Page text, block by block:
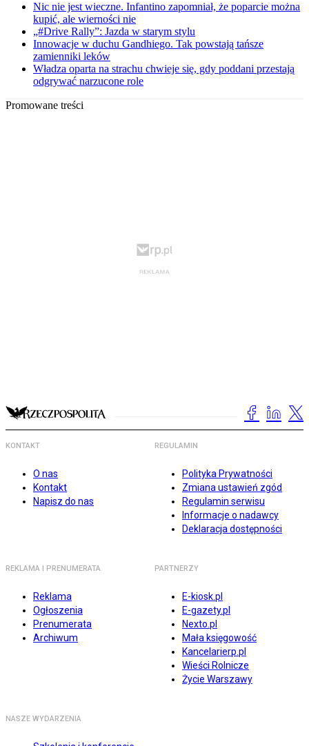
Nic nie jest wieczne. Infantino zapomniał, że poparcie można
kupić, ale wierności nie
„#Drive Rally”: Jazda w starym stylu
Innowacje w duchu Gandhiego. Tak powstają tańsze
zamienniki leków
Władza oparta na strachu chwieje się, gdy poddani przestają
odgrywać narzucone role
Promowane treści
KONTAKT
O nas
Kontakt
Napisz do nas
REGULAMIN
Polityka Prywatności
Zmiana ustawień zgód
Regulamin serwisu
Informacje o nadawcy
Deklaracja dostępności
REKLAMA I PRENUMERATA
Reklama
Ogłoszenia
Prenumerata
Archiwum
PARTNERZY
E-kiosk.pl
E-gazety.pl
Nexto.pl
Mała księgowość
Kancelarierp.pl
Wieści Rolnicze
Życie Warszawy
NASZE WYDARZENIA